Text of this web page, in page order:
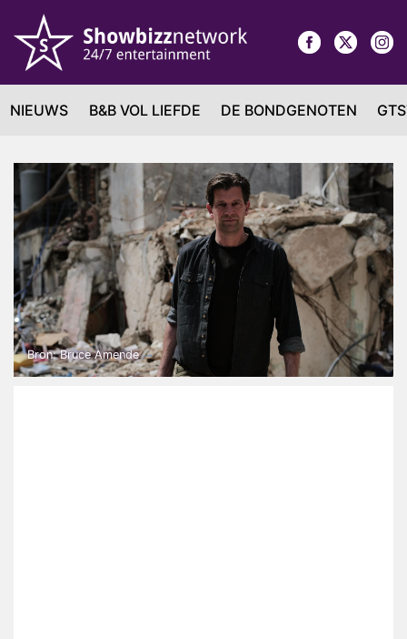
NIEUWS B&B VOL LIEFDE DE BONDGENOTEN
Bron: Bruce Amende